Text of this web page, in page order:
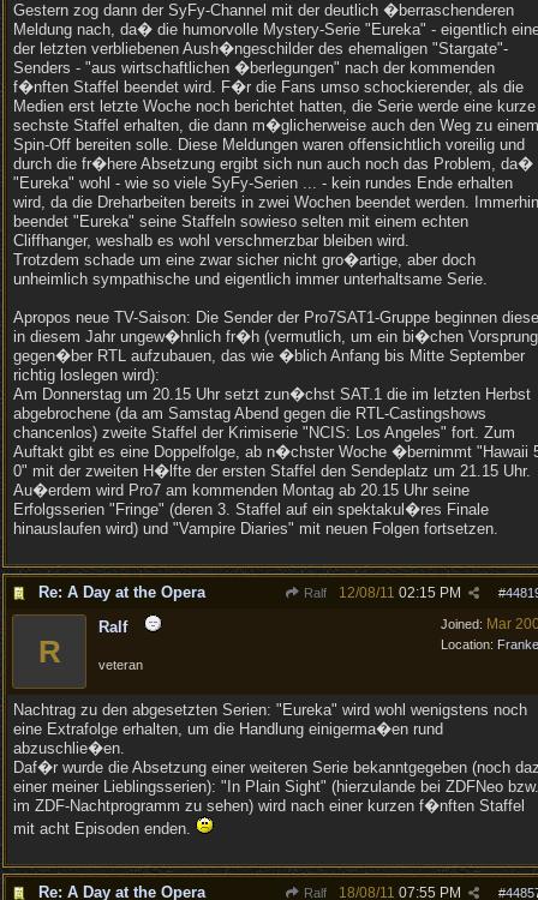
Gestern zog dann der SyFy-Channel mit der deutlich �berraschenderen
Meldung nach, da� die humorvolle Mystery-Serie "Eureka" - eigentlich
der letzten verbliebenen Aush�ngeschilder des ehemaligen "Stargate"-
Senders - "aus wirtschaftlichen �berlegungen" nach der kommenden
f�nften Staffel beendet wird. F�r die Fans umso schockierender, als die
Medien erst letzte Woche noch berichtet hatten, die Serie werde eine kurze
sechste Staffel erhalten, die dann m�glicherweise auch den Weg zu einem
Spin-Off bereiten solle. Diese Meldungen waren offensichtlich voreilig und
durch die fr�here Absetzung ergibt sich nun auch noch das Problem, da�
"Eureka" wohl - wie so viele SyFy-Serien ... - kein rundes Ende erhalten
wird, da die Dreharbeiten bereits in zwei Wochen beendet werden. Immerhin
beendet "Eureka" seine Staffeln sowieso selten mit einem echten
Cliffhanger, weshalb es wohl verschmerzbar bleiben wird.
Trotzdem schade um eine zwar sicher nicht gro�artige, aber doch
unheimlich sympathische und eigentlich immer unterhaltsame Serie.
Apropos neue TV-Saison: Die Sender der Pro7SAT1-Gruppe beginnen diese
in diesem Jahr ungew�hnlich fr�h (vermutlich, um ein bi�chen Vorsprung
gegen�ber RTL aufzubauen, das wie �blich Anfang bis Mitte September
richtig loslegen wird):
Am Donnerstag um 20.15 Uhr setzt zun�chst SAT.1 die im letzten Herbst
abgebrochene (da am Samstag Abend gegen die RTL-Castingshows
chancenlos) zweite Staffel der Krimiserie "NCIS: Los Angeles" fort. Zum
Auftakt gibt es eine Doppelfolge, ab n�chster Woche �bernimmt "Hawaii
0" mit der zweiten H�lfte der ersten Staffel den Sendeplatz um 21.15 Uhr.
Au�erdem wird Pro7 am kommenden Montag ab 20.15 Uhr seine
Erfolgsserien "Fringe" (deren 3. Staffel auf ein spektakul�res Finale
hinauslaufen wird) und "Vampire Diaries" mit neuen Folgen fortsetzen.
Re: A Day at the Opera Ralf #
12/08/11 02:15 PM
Joined: Mar
Location:
R
Ralf
veteran
Nachtrag zu den abgesetzten Serien: "Eureka" wird wohl wenigstens noch
eine Extrafolge erhalten, um die Handlung einigerma�en rund
abzuschlie�en.
Daf�r wurde die Absetzung einer weiteren Serie bekanntgegeben (noch
einer meiner Lieblingsserien): "In Plain Sight" (hierzulande bei ZDFNeo bzw.
im ZDF-Nachtprogramm zu sehen) wird nach einer kurzen f�nften Staffel
mit acht Episoden enden.
Re: A Day at the Opera Ralf #
18/08/11 07:55 PM